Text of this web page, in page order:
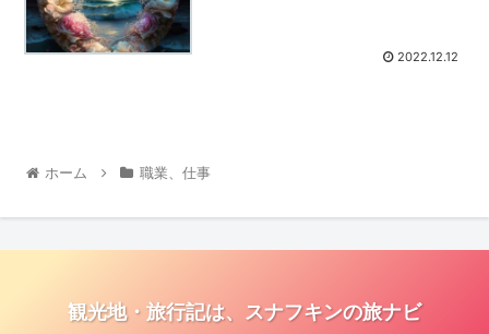
2022.12.12
ホーム 職業、仕事
観光地・旅行記は、スナフキンの旅ナビ